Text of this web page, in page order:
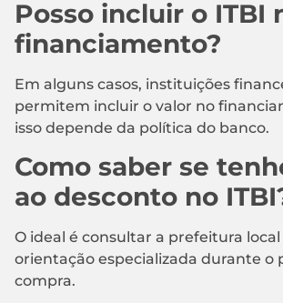
Posso incluir o ITBI
financiamento?
Em alguns casos, instituições
permitem incluir o valor no
isso depende da política do banco.
Como saber se
ao desconto no
O ideal é consultar a prefeitura
orientação especializada durante o
compra.